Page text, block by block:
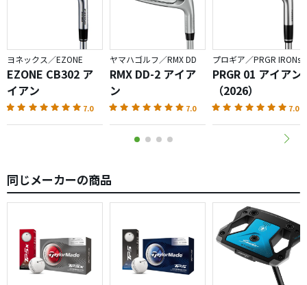
ヨネックス／EZONE
EZONE CB302 ア
イアン
7.0
ヤマハゴルフ／RMX DD
RMX DD-2 アイア
ン
7.0
プロギア／PRGR IRONs
PRGR 01 アイアン
（2026）
7.0
同じメーカーの商品